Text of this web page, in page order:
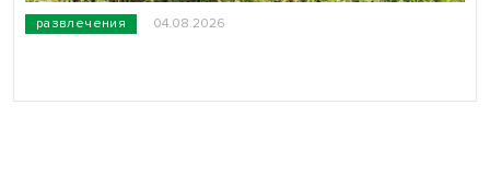
развлечения 04.08.2026